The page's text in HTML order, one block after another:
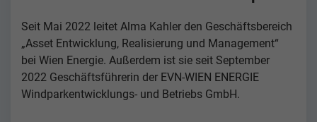
Seit Mai 2022 leitet Alma Kahler den Geschäftsbereich
„Asset Entwicklung, Realisierung und Management“
bei Wien Energie. Außerdem ist sie seit September
2022 Geschäftsführerin der EVN-WIEN ENERGIE
Windparkentwicklungs- und Betriebs GmbH.